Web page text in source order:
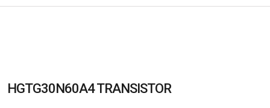
HGTG30N60A4 TRANSISTOR